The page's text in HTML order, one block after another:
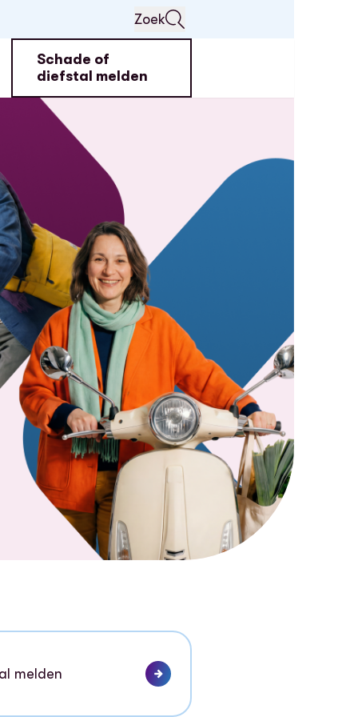
Zoek
Schade of
diefstal melden
melden